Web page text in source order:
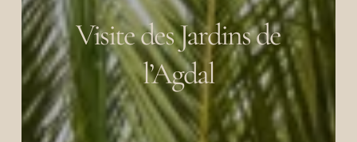
Visite des Jardins de
l’Agdal